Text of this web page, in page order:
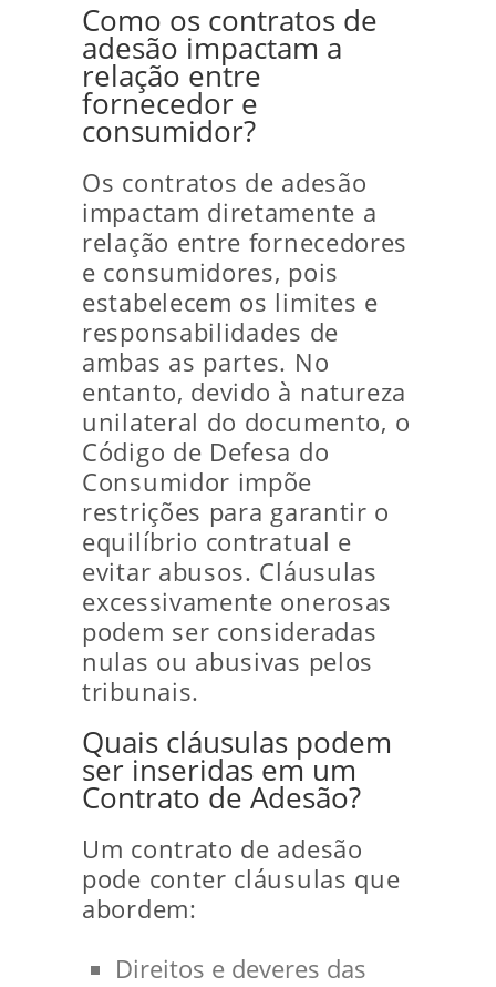
Como os contratos de
adesão impactam a
relação entre
fornecedor e
consumidor?
Os contratos de adesão
impactam diretamente a
relação entre fornecedores
e consumidores, pois
estabelecem os limites e
responsabilidades de
ambas as partes. No
entanto, devido à natureza
unilateral do documento, o
Código de Defesa do
Consumidor impõe
restrições para garantir o
equilíbrio contratual e
evitar abusos. Cláusulas
excessivamente onerosas
podem ser consideradas
nulas ou abusivas pelos
tribunais.
Quais cláusulas podem
ser inseridas em um
Contrato de Adesão?
Um contrato de adesão
pode conter cláusulas que
abordem:
Direitos e deveres das